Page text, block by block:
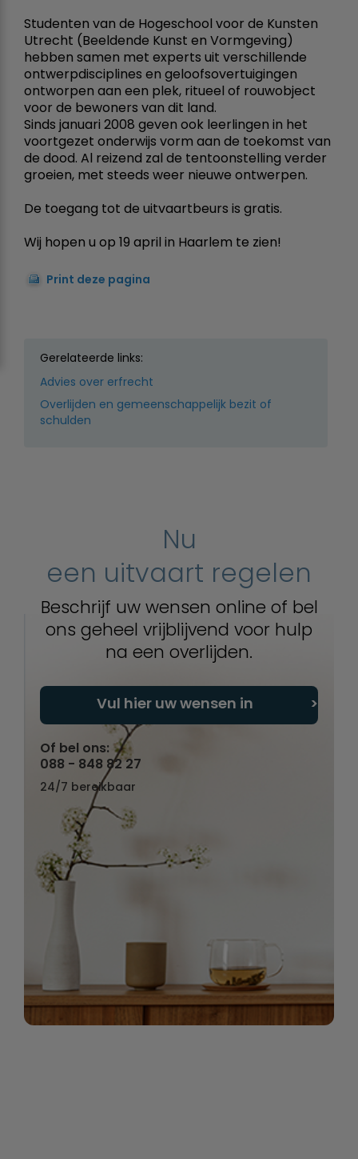
Studenten van de Hogeschool voor de Kunsten
Utrecht (Beeldende Kunst en Vormgeving)
hebben samen met experts uit verschillende
ontwerpdisciplines en geloofsovertuigingen
ontworpen aan een plek, ritueel of rouwobject
voor de bewoners van dit land.
Sinds januari 2008 geven ook leerlingen in het
voortgezet onderwijs vorm aan de toekomst van
de dood. Al reizend zal de tentoonstelling verder
groeien, met steeds weer nieuwe ontwerpen.
De toegang tot de uitvaartbeurs is gratis.
Wij hopen u op 19 april in Haarlem te zien!
Print deze pagina
Gerelateerde links:
Advies over erfrecht
Overlijden en gemeenschappelijk bezit of
schulden
Nu
een uitvaart regelen
Beschrijf uw wensen online of bel
ons geheel vrijblijvend voor hulp
na een overlijden.
Vul hier uw wensen in
Of bel ons:
088 - 848 82 27
24/7 bereikbaar